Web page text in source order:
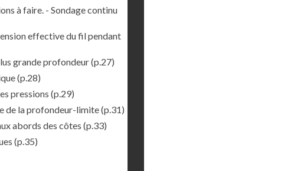
à faire. - Sondage continu
effective du fil pendant
grande profondeur(p.27)
(p.28)
pressions (p.29)
de la profondeur-limite(p.31)
abords des côtes (p.33)
(p.35)